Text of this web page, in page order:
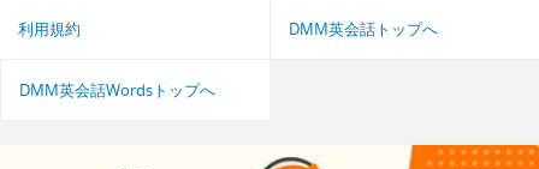
利用規約 DMM英会話トップへ
DMM英会話Wordsトップへ